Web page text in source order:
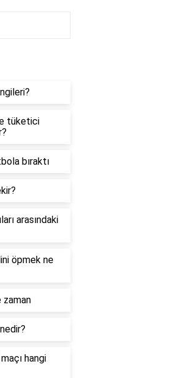
tüketici
bıraktı
arasındaki
öpmek ne
zaman
hangi